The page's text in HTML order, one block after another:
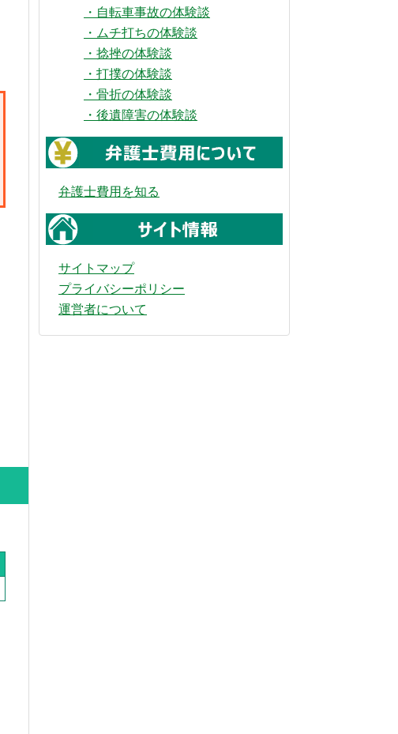
・自転車事故の体験談
・ムチ打ちの体験談
・捻挫の体験談
・打撲の体験談
・骨折の体験談
・後遺障害の体験談
弁護士費用を知る
サイトマップ
プライバシーポリシー
運営者について